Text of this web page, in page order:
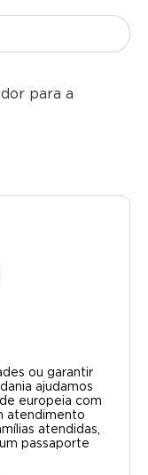
para a
ou garantir
ajudamos
europeia com
atendimento
atendidas,
passaporte